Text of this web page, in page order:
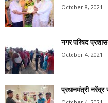
October 8, 2021
नगर परिषद
October 4, 2021
प्रधानमंत्री नरेंद्र